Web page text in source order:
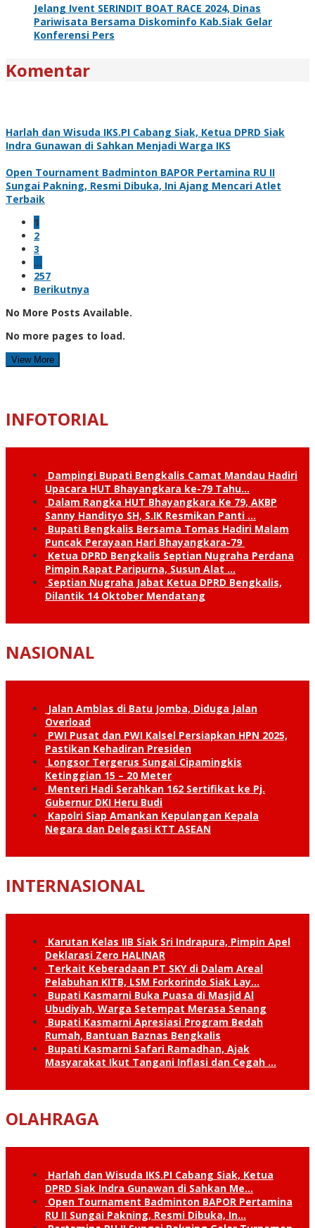
Jelang Ivent SERINDIT BOAT RACE 2024, Dinas
Pariwisata Bersama Diskominfo Kab.Siak Gelar
Konferensi Pers
Komentar
Harlah dan Wisuda IKS.PI Cabang Siak, Ketua DPRD Siak
Indra Gunawan di Sahkan Menjadi Warga IKS
Open Tournament Badminton BAPOR Pertamina RU II
Sungai Pakning, Resmi Dibuka, Ini Ajang Mencari Atlet
Terbaik
1
2
3
…
257
Berikutnya
No More Posts Available.
No more pages to load.
View More
INFOTORIAL
Dampingi Bupati Bengkalis Camat Mandau Hadiri
Upacara HUT Bhayangkara ke-79 Tahu…
Dalam Rangka HUT Bhayangkara Ke 79, AKBP
Sanny Handityo SH, S.IK Resmikan Panti …
Bupati Bengkalis Bersama Tomas Hadiri Malam
Puncak Perayaan Hari Bhayangkara-79
Ketua DPRD Bengkalis Septian Nugraha Perdana
Pimpin Rapat Paripurna, Susun Alat …
Septian Nugraha Jabat Ketua DPRD Bengkalis,
Dilantik 14 Oktober Mendatang
NASIONAL
Jalan Amblas di Batu Jomba, Diduga Jalan
Overload
PWI Pusat dan PWI Kalsel Persiapkan HPN 2025,
Pastikan Kehadiran Presiden
Longsor Tergerus Sungai Cipamingkis
Ketinggian 15 – 20 Meter
Menteri Hadi Serahkan 162 Sertifikat ke Pj.
Gubernur DKI Heru Budi
Kapolri Siap Amankan Kepulangan Kepala
Negara dan Delegasi KTT ASEAN
INTERNASIONAL
Karutan Kelas IIB Siak Sri Indrapura, Pimpin Apel
Deklarasi Zero HALINAR
Terkait Keberadaan PT SKY di Dalam Areal
Pelabuhan KITB, LSM Forkorindo Siak Lay…
Bupati Kasmarni Buka Puasa di Masjid Al
Ubudiyah, Warga Setempat Merasa Senang
Bupati Kasmarni Apresiasi Program Bedah
Rumah, Bantuan Baznas Bengkalis
Bupati Kasmarni Safari Ramadhan, Ajak
Masyarakat Ikut Tangani Inflasi dan Cegah …
OLAHRAGA
Harlah dan Wisuda IKS.PI Cabang Siak, Ketua
DPRD Siak Indra Gunawan di Sahkan Me…
Open Tournament Badminton BAPOR Pertamina
RU II Sungai Pakning, Resmi Dibuka, In…